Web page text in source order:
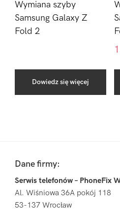
Wymiana szyby
Samsung Galaxy Z
Fold 2
Dowiedz się więcej
Sidebar
FooterDane firmy:
Serwis telefonów – PhoneFix
Al. Wiśniowa 36A pokój 118
53-137 Wrocław